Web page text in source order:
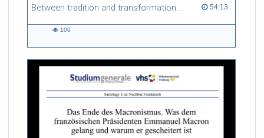
Between tradition and transformation: how owners, advisers and institutions co-create knowledge for resilient forests in Europe 54:13
54:13 duration
106